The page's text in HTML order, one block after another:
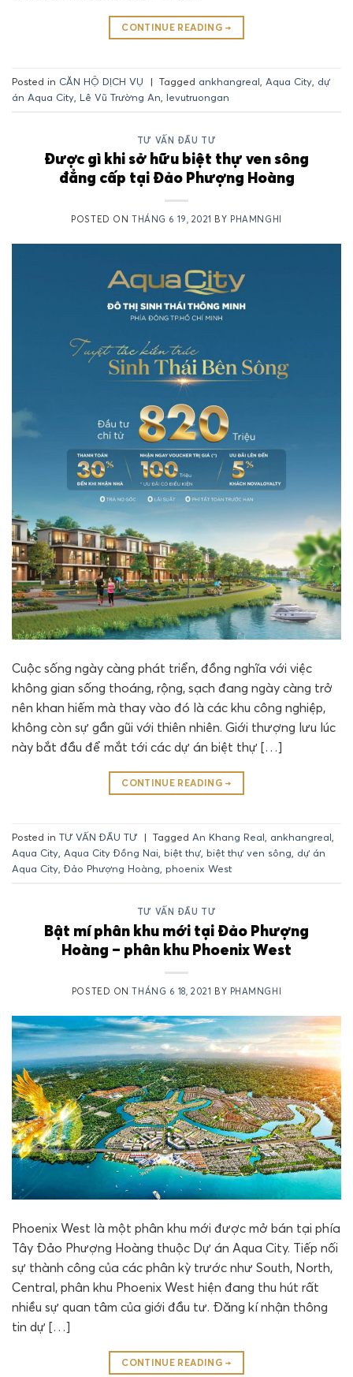
CONTINUE READING →
Posted in CĂN HỘ DỊCH VỤ | Tagged ankhangreal Aqua City dự
án Aqua City Lê Vũ Trường An levutruongan
TƯ VẤN ĐẦU TƯ
Được gì khi sở hữu biệt thự ven sông
đẳng cấp tại Đảo Phượng Hoàng
POSTED ON THÁNG 6 19, 2021 BY PHAMNGHI
Cuộc sống ngày càng phát triển, đồng nghĩa với việc
không gian sống thoáng, rộng, sạch đang ngày càng trở
nên khan hiếm mà thay vào đó là các khu công nghiệp,
không còn sự gần gũi với thiên nhiên. Giới thượng lưu lúc
này bắt đầu để mắt tới các dự án biệt thự […]
CONTINUE READING →
Posted in TƯ VẤN ĐẦU TƯ | Tagged An Khang Real, ankhangreal,
Aqua City, Aqua City Đồng Nai, biệt thự, biệt thự ven sông, dự án
Aqua City,Đảo Phượng Hoàng, phoenix West
TƯ VẤN ĐẦU TƯ
Bật mí phân khu mới tại Đảo Phượng
Hoàng – phân khu Phoenix West
POSTED ONTHÁNG 6 18, 2021 BY PHAMNGHI
Phoenix West là một phân khu mới được mở bán tại phía
Tây Đảo Phượng Hoàng thuộc Dự án Aqua City. Tiếp nối
sự thành công của các phân kỳ trước như South, North,
Central, phân khu Phoenix West hiện đang thu hút rất
nhiều sự quan tâm của giới đầu tư. Đăng kí nhận thông
tin dự […]
CONTINUE READING →